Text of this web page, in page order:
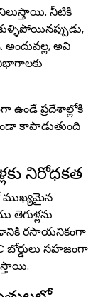
నిలుస్తాయి. నీటికి
అవి
ఉండే ప్రదేశాల్లోకి
కాపాడుతుంది
నిరోధకత
ముఖ్యమైన
రసాయనికంగా
బోర్డులు సహజంగా